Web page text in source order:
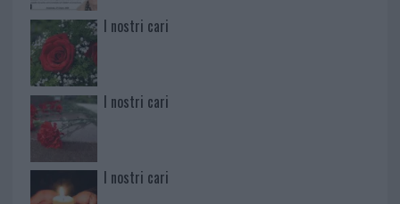
I nostri cari
I nostri cari
I nostri cari